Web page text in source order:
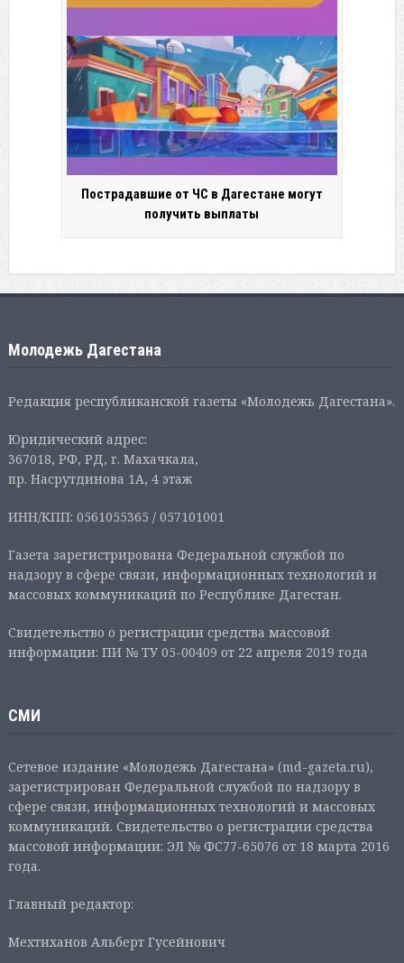
Пострадавшие от ЧС в Дагестане могут
получить выплаты
Молодежь Дагестана
Редакция республиканской газеты «Молодежь Дагестана».
Юридический адрес:
367018, РФ, РД, г. Махачкала,
пр. Насрутдинова 1А, 4 этаж
ИНН/КПП: 0561055365 / 057101001
Газета зарегистрирована Федеральной службой по
надзору в сфере связи, информационных технологий и
массовых коммуникаций по Республике Дагестан.
Свидетельство о регистрации средства массовой
информации: ПИ № ТУ 05-00409 от 22 апреля 2019 года
СМИ
Сетевое издание «Молодежь Дагестана» (md-gazeta.ru),
зарегистрирован Федеральной службой по надзору в
сфере связи, информационных технологий и массовых
коммуникаций. Свидетельство о регистрации средства
массовой информации: ЭЛ № ФС77-65076 от 18 марта 2016
года.
Главный редактор:
Мехтиханов Альберт Гусейнович